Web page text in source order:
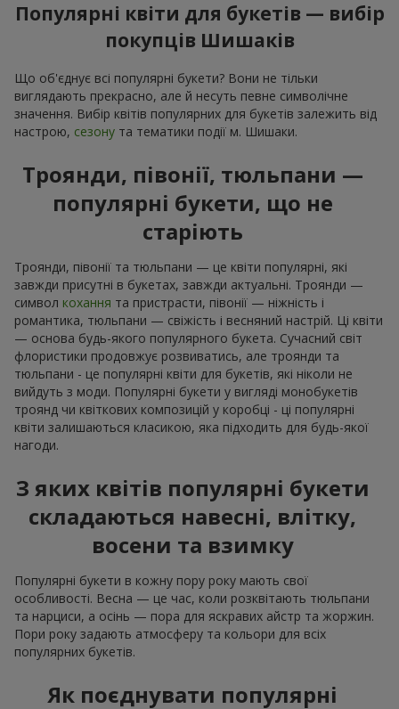
Популярні квіти для букетів — вибір
покупців Шишаків
Що об'єднує всі популярні букети? Вони не тільки
виглядають прекрасно, але й несуть певне символічне
значення. Вибір квітів популярних для букетів залежить від
настрою, сезону та тематики події м. Шишаки.
Троянди, півонії, тюльпани —
популярні букети, що не
старіють
Троянди, півонії та тюльпани — це квіти популярні, які
завжди присутні в букетах, завжди актуальні. Троянди —
символ кохання та пристрасти, півонії — ніжність і
романтика, тюльпани — свіжість і весняний настрій. Ці квіти
— основа будь-якого популярного букета. Сучасний світ
флористики продовжує розвиватись, але троянди та
тюльпани - це популярні квіти для букетів, які ніколи не
вийдуть з моди. Популярні букети у вигляді монобукетів
троянд чи квіткових композицій у коробці - ці популярні
квіти залишаються класикою, яка підходить для будь-якої
нагоди.
З яких квітів популярні букети
складаються навесні, влітку,
восени та взимку
Популярні букети в кожну пору року мають свої
особливості. Весна — це час, коли розквітають тюльпани
та нарциси, а осінь — пора для яскравих айстр та жоржин.
Пори року задають атмосферу та кольори для всіх
популярних букетів.
Як поєднувати популярні